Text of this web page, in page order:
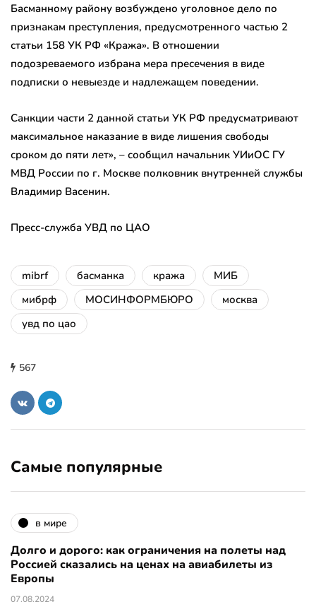
Басманному району возбуждено уголовное дело по
признакам преступления, предусмотренного частью 2
статьи 158 УК РФ «Кража». В отношении
подозреваемого избрана мера пресечения в виде
подписки о невыезде и надлежащем поведении.
Санкции части 2 данной статьи УК РФ предусматривают
максимальное наказание в виде лишения свободы
сроком до пяти лет», – сообщил начальник УИиОС ГУ
МВД России по г. Москве полковник внутренней службы
Владимир Васенин.
Пресс-служба УВД по ЦАО
mibrf басманка кража
МИБ
мибрф
МОСИНФОРМБЮРО
москва
увд по цао
567
Самые популярные
в мире
Долго и дорого: как ограничения на полеты над
Россией сказались на ценах на авиабилеты из
Европы
07.08.2024